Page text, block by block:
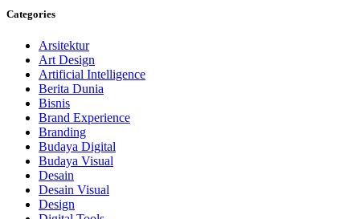
Categories
Arsitektur
Art Design
Artificial Intelligence
Berita Dunia
Bisnis
Brand Experience
Branding
Budaya Digital
Budaya Visual
Desain
Desain Visual
Design